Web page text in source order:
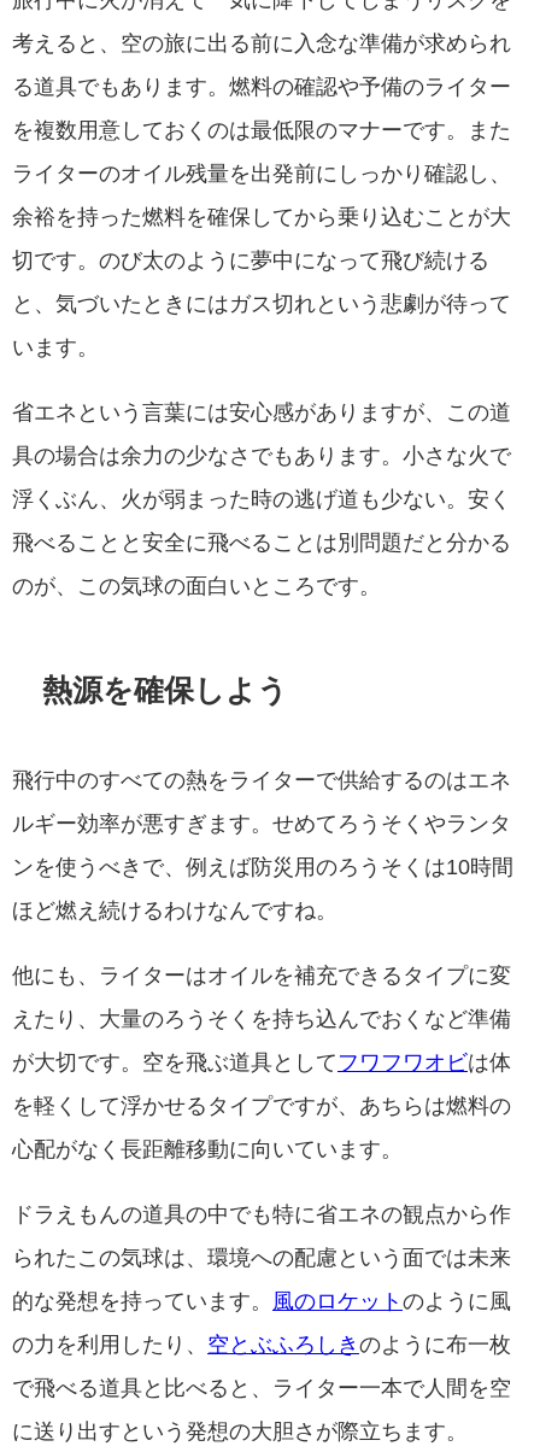
考えると、空の旅に出る前に入念な準備が求められ
る道具でもあります。燃料の確認や予備のライター
を複数用意しておくのは最低限のマナーです。また
ライターのオイル残量を出発前にしっかり確認し、
余裕を持った燃料を確保してから乗り込むことが大
切です。のび太のように夢中になって飛び続ける
と、気づいたときにはガス切れという悲劇が待って
います。
省エネという言葉には安心感がありますが、この道
具の場合は余力の少なさでもあります。小さな火で
浮くぶん、火が弱まった時の逃げ道も少ない。安く
飛べることと安全に飛べることは別問題だと分かる
のが、この気球の面白いところです。
熱源を確保しよう
飛行中のすべての熱をライターで供給するのはエネ
ルギー効率が悪すぎます。せめてろうそくやランタ
ンを使うべきで、例えば防災用のろうそくは10時間
ほど燃え続けるわけなんですね。
他にも、ライターはオイルを補充できるタイプに変
えたり、大量のろうそくを持ち込んでおくなど準備
が大切です。空を飛ぶ道具として フワフワオビは体
を軽くして浮かせるタイプですが、あちらは燃料の
心配がなく長距離移動に向いています。
ドラえもんの道具の中でも特に省エネの観点から作
られたこの気球は、環境への配慮という面では未来
的な発想を持っています。
風のロケット のように風
の力を利用したり、 空とぶふろしき のように布一枚
で飛べる道具と比べると、ライター一本で人間を空
に送り出すという発想の大胆さが際立ちます。